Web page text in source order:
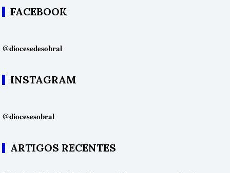
FACEBOOK
@diocesedesobral
INSTAGRAM
@diocesesobral
ARTIGOS RECENTES